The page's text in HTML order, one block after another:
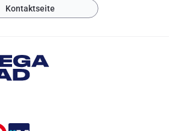
Kontaktseite